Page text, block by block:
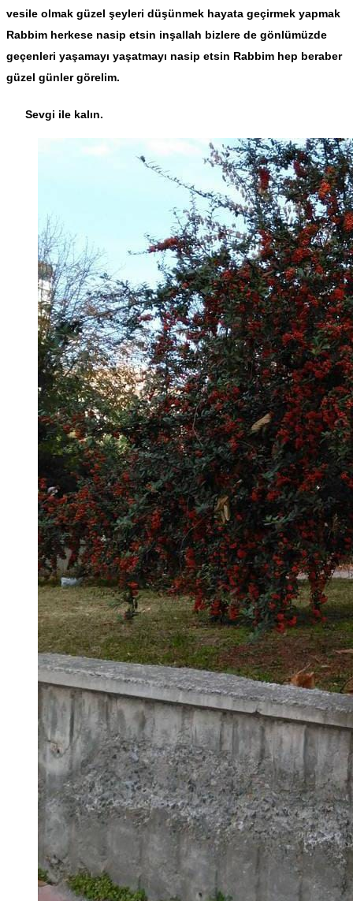
vesile olmak güzel şeyleri düşünmek hayata geçirmek yapmak
Rabbim herkese nasip etsin inşallah bizlere de gönlümüzde
geçenleri yaşamayı yaşatmayı nasip etsin Rabbim hep beraber
güzel günler görelim.
Sevgi ile kalın.